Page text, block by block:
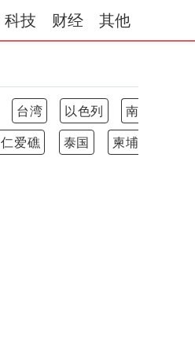
科技 财经 其他
台湾 以色列
南
仁爱礁 泰国
柬埔